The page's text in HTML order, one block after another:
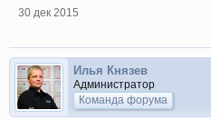
30 дек 2015
Илья Князев
Администратор
Команда форума